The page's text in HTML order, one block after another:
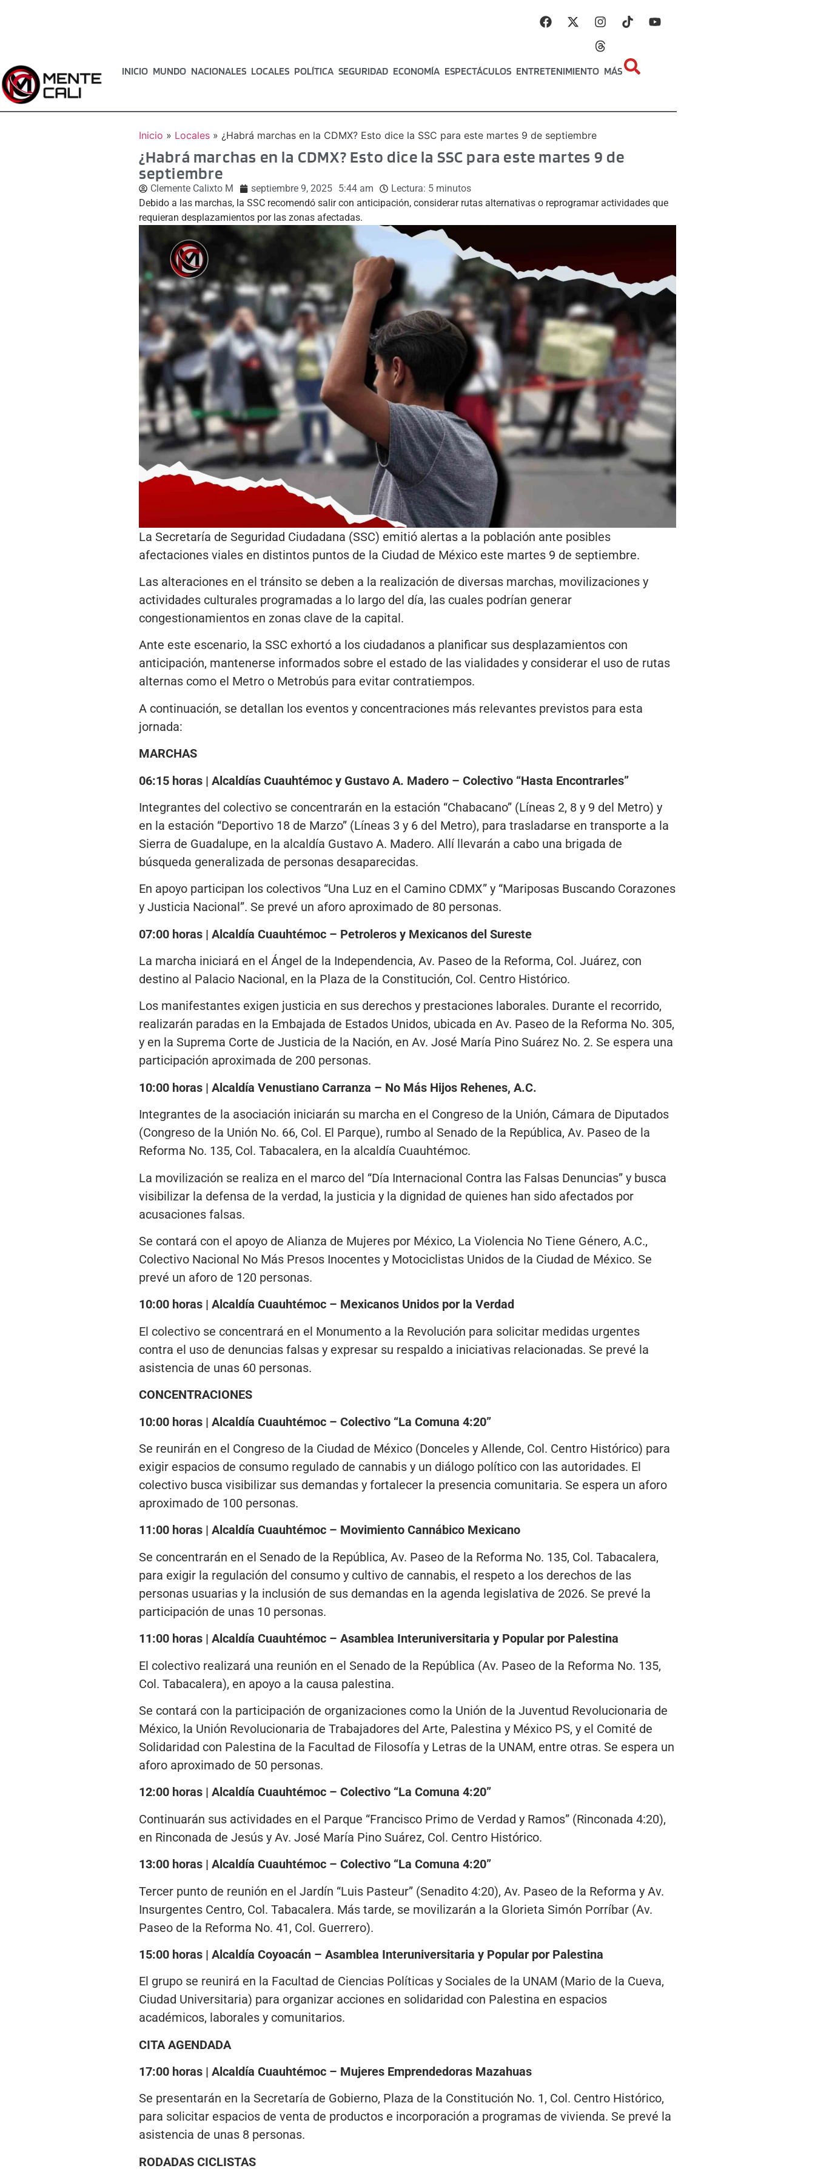
INICIO MUNDO NACIONALES LOCALES POLÍTICA SEGURIDAD ECONOMÍA ESPECTÁCULOS ENTRETENIMIENTO MÁS
Inicio » Locales» ¿Habrá marchas en la CDMX? Esto dice la SSC para este martes 9 de septiembre
¿Habrá marchas en la CDMX? Esto dice la SSC para este martes 9 de
septiembre
Clemente Calixto M septiembre 9, 2025 5:44 am Lectura: 5 minutos
Debido a las marchas, la SSC recomendó salir con anticipación, considerar rutas alternativas o reprogramar actividades que
requieran desplazamientos por las zonas afectadas.
La Secretaría de Seguridad Ciudadana (SSC) emitió alertas a la población ante posibles
afectaciones viales en distintos puntos de la Ciudad de México este martes 9 de septiembre.
Las alteraciones en el tránsito se deben a la realización de diversas marchas, movilizaciones y
actividades culturales programadas a lo largo del día, las cuales podrían generar
congestionamientos en zonas clave de la capital.
Ante este escenario, la SSC exhortó a los ciudadanos a planificar sus desplazamientos con
anticipación, mantenerse informados sobre el estado de las vialidades y considerar el uso de rutas
alternas como el Metro o Metrobús para evitar contratiempos.
A continuación, se detallan los eventos y concentraciones más relevantes previstos para esta
jornada:
MARCHAS
06:15 horas | Alcaldías Cuauhtémoc y Gustavo A. Madero – Colectivo “Hasta Encontrarles”
Integrantes del colectivo se concentrarán en la estación “Chabacano” (Líneas 2, 8 y 9 del Metro) y
en la estación “Deportivo 18 de Marzo” (Líneas 3 y 6 del Metro), para trasladarse en transporte a la
Sierra de Guadalupe, en la alcaldía Gustavo A. Madero. Allí llevarán a cabo una brigada de
búsqueda generalizada de personas desaparecidas.
En apoyo participan los colectivos “Una Luz en el Camino CDMX” y “Mariposas Buscando Corazones
y Justicia Nacional”. Se prevé un aforo aproximado de 80 personas.
07:00 horas | Alcaldía Cuauhtémoc – Petroleros y Mexicanos del Sureste
La marcha iniciará en el Ángel de la Independencia, Av. Paseo de la Reforma, Col. Juárez, con
destino al Palacio Nacional, en la Plaza de la Constitución, Col. Centro Histórico.
Los manifestantes exigen justicia en sus derechos y prestaciones laborales. Durante el recorrido,
realizarán paradas en la Embajada de Estados Unidos, ubicada en Av. Paseo de la Reforma No. 305,
y en la Suprema Corte de Justicia de la Nación, en Av. José María Pino Suárez No. 2. Se espera una
participación aproximada de 200 personas.
10:00 horas | Alcaldía Venustiano Carranza – No Más Hijos Rehenes, A.C.
Integrantes de la asociación iniciarán su marcha en el Congreso de la Unión, Cámara de Diputados
(Congreso de la Unión No. 66, Col. El Parque), rumbo al Senado de la República, Av. Paseo de la
Reforma No. 135, Col. Tabacalera, en la alcaldía Cuauhtémoc.
La movilización se realiza en el marco del “Día Internacional Contra las Falsas Denuncias” y busca
visibilizar la defensa de la verdad, la justicia y la dignidad de quienes han sido afectados por
acusaciones falsas.
Se contará con el apoyo de Alianza de Mujeres por México, La Violencia No Tiene Género, A.C.,
Colectivo Nacional No Más Presos Inocentes y Motociclistas Unidos de la Ciudad de México. Se
prevé un aforo de 120 personas.
10:00 horas | Alcaldía Cuauhtémoc – Mexicanos Unidos por la Verdad
El colectivo se concentrará en el Monumento a la Revolución para solicitar medidas urgentes
contra el uso de denuncias falsas y expresar su respaldo a iniciativas relacionadas. Se prevé la
asistencia de unas 60 personas.
CONCENTRACIONES
10:00 horas | Alcaldía Cuauhtémoc – Colectivo “La Comuna 4:20”
Se reunirán en el Congreso de la Ciudad de México (Donceles y Allende, Col. Centro Histórico) para
exigir espacios de consumo regulado de cannabis y un diálogo político con las autoridades. El
colectivo busca visibilizar sus demandas y fortalecer la presencia comunitaria. Se espera un aforo
aproximado de 100 personas.
11:00 horas | Alcaldía Cuauhtémoc – Movimiento Cannábico Mexicano
Se concentrarán en el Senado de la República, Av. Paseo de la Reforma No. 135, Col. Tabacalera,
para exigir la regulación del consumo y cultivo de cannabis, el respeto a los derechos de las
personas usuarias y la inclusión de sus demandas en la agenda legislativa de 2026. Se prevé la
participación de unas 10 personas.
11:00 horas | Alcaldía Cuauhtémoc – Asamblea Interuniversitaria y Popular por Palestina
El colectivo realizará una reunión en el Senado de la República (Av. Paseo de la Reforma No. 135,
Col. Tabacalera), en apoyo a la causa palestina.
Se contará con la participación de organizaciones como la Unión de la Juventud Revolucionaria de
México, la Unión Revolucionaria de Trabajadores del Arte, Palestina y México PS, y el Comité de
Solidaridad con Palestina de la Facultad de Filosofía y Letras de la UNAM, entre otras. Se espera un
aforo aproximado de 50 personas.
12:00 horas | Alcaldía Cuauhtémoc – Colectivo “La Comuna 4:20”
Continuarán sus actividades en el Parque “Francisco Primo de Verdad y Ramos” (Rinconada 4:20),
en Rinconada de Jesús y Av. José María Pino Suárez, Col. Centro Histórico.
13:00 horas | Alcaldía Cuauhtémoc – Colectivo “La Comuna 4:20”
Tercer punto de reunión en el Jardín “Luis Pasteur” (Senadito 4:20), Av. Paseo de la Reforma y Av.
Insurgentes Centro, Col. Tabacalera. Más tarde, se movilizarán a la Glorieta Simón Porríbar (Av.
Paseo de la Reforma No. 41, Col. Guerrero).
15:00 horas | Alcaldía Coyoacán – Asamblea Interuniversitaria y Popular por Palestina
El grupo se reunirá en la Facultad de Ciencias Políticas y Sociales de la UNAM (Mario de la Cueva,
Ciudad Universitaria) para organizar acciones en solidaridad con Palestina en espacios
académicos, laborales y comunitarios.
CITA AGENDADA
17:00 horas | Alcaldía Cuauhtémoc – Mujeres Emprendedoras Mazahuas
Se presentarán en la Secretaría de Gobierno, Plaza de la Constitución No. 1, Col. Centro Histórico,
para solicitar espacios de venta de productos e incorporación a programas de vivienda. Se prevé la
asistencia de unas 8 personas.
RODADAS CICLISTAS